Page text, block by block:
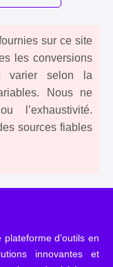
sur ce site
les conversions
varier selon la
Nous ne
l’exhaustivité.
sources fiables
d’outils en
innovantes et